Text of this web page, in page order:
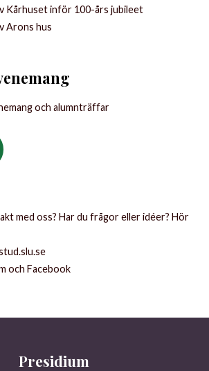
Kårhuset inför 100-års jubileet
Arons hus
och alumnträffar
med oss? Har du frågor eller idéer? Hör
och Facebook
Presidium